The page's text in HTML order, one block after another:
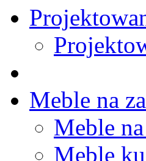
Meble na
Meble
Meble